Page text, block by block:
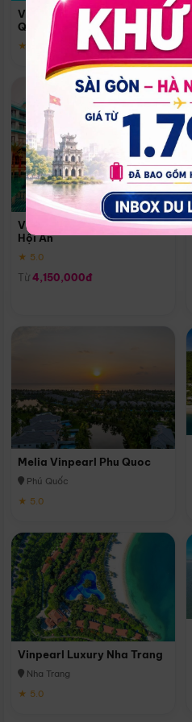
Vinpearl Resort & Spa Phu
Quoc
★ 5.0
Vinpearl Resort & Golf Nam
Hội An
★ 5.0
Từ 4,150,000đ
Melia Vinpearl Phu Quoc
Phú Quốc
★ 5.0
Vinpearl Luxury Nha Trang
Nha Trang
★ 5.0